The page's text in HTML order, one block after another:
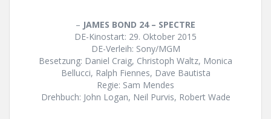
– JAMES BOND 24 – SPECTRE
DE-Kinostart: 29. Oktober 2015
DE-Verleih: Sony/MGM
Besetzung: Daniel Craig, Christoph Waltz, Monica
Bellucci, Ralph Fiennes, Dave Bautista
Regie: Sam Mendes
Drehbuch: John Logan, Neil Purvis, Robert Wade